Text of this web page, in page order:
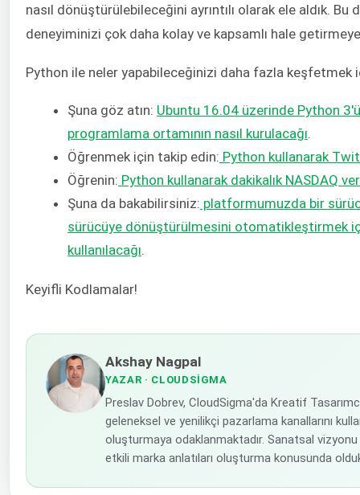
nasıl dönüştürülebileceğini ayrıntılı olarak ele aldık.
deneyiminizi çok daha kolay ve kapsamlı hale getirmeye
Python ile neler yapabileceğinizi daha fazla keşfetmek
Şuna göz atın: Ubuntu 16.04 üzerinde Python
programlama ortamının nasıl kurulacağı.
Öğrenmek için takip edin: Python kullanarak
Öğrenin: Python kullanarak dakikalık NASDAQ
Şuna da bakabilirsiniz: platformumuzda bir
sürücüye dönüştürülmesini otomatikleştirmek
kullanılacağı.
Keyifli Kodlamalar!
Akshay Nagpal
YAZAR · CLOUDSIGMA
Preslav Dobrev, CloudSigma'da Kreatif
geleneksel ve yenilikçi pazarlama kanallarını
oluşturmaya odaklanmaktadır. Sanatsal
etkili marka anlatıları oluşturma konusunda